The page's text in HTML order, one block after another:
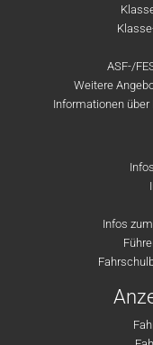
ASF-/
Weitere
Informationen
Infos